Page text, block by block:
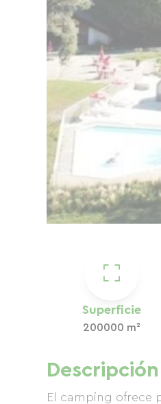
Superficie
200000 m²
Descripción
El camping ofrece